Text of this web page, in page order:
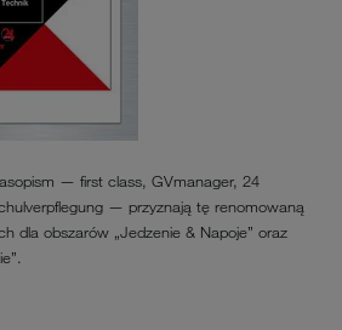
— first class, GVmanager, 24
— przyznają tę renomowaną
dla obszarów „Jedzenie & Napoje” oraz